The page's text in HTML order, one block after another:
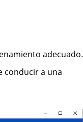
adecuado.
conducir a una